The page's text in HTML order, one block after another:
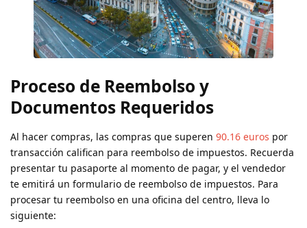
Proceso de Reembolso y
Documentos Requeridos
Al hacer compras, las compras que superen 90.16 euros por
transacción califican para reembolso de impuestos. Recuerda
presentar tu pasaporte al momento de pagar, y el vendedor
te emitirá un formulario de reembolso de impuestos. Para
procesar tu reembolso en una oficina del centro, lleva lo
siguiente: